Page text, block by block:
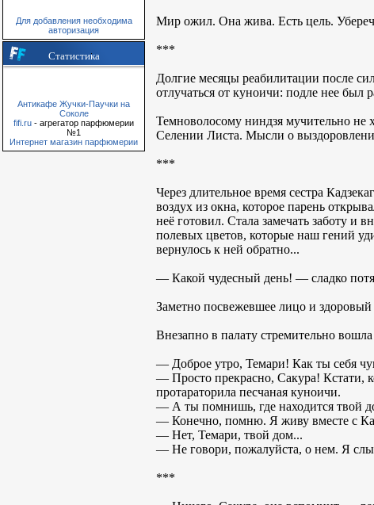
Для добавления необходима
авторизация
Статистика
Антикафе Жучки-Паучки на
Соколе
fifi.ru - агрегатор парфюмерии
№1
Интернет магазин парфюмерии
Мир ожил. Она жива. Есть цель.
***
Долгие месяцы реабилитации после
отлучаться от куноичи: подле нее был
Темноволосому ниндзя мучительно
Селении Листа. Мысли о
***
Через длительное время сестра
воздух из окна, которое парень
неё готовил. Стала замечать заботу и
полевых цветов, которые наш гений
вернулось к ней обратно...
— Какой чудесный день! — сладко
Заметно посвежевшее лицо и
Внезапно в палату стремительно
— Доброе утро, Темари! Как ты себя
— Просто прекрасно, Сакура! Кстати,
протараторила песчаная куноичи.
— А ты помнишь, где находится твой
— Конечно, помню. Я живу вместе с
— Нет, Темари, твой дом...
— Не говори, пожалуйста, о нем. Я
***